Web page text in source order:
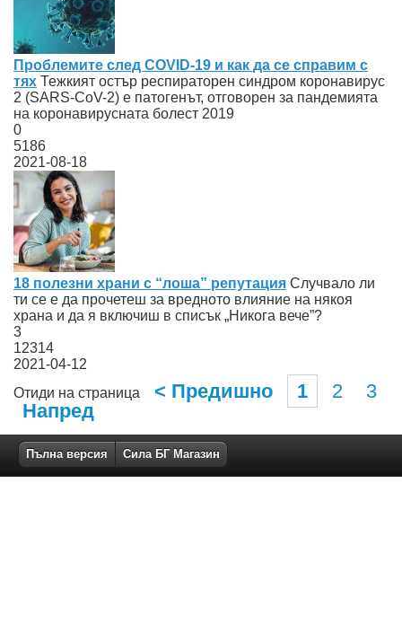
Проблемите след COVID-19 и как да се справим с
тях Тежкият остър респираторен синдром коронавирус
2 (SARS-CoV-2) е патогенът, отговорен за пандемията
на коронавирусната болест 2019
0
5186
2021-08-18
18 полезни храни с “лоша” репутация Случвало ли
ти се е да прочетеш за вредното влияние на някоя
храна и да я включиш в списък „Никога вече”?
3
12314
2021-04-12
Отиди на страница
< Предишно 1 2
3
Напред
Пълна версия Сила БГ Магазин